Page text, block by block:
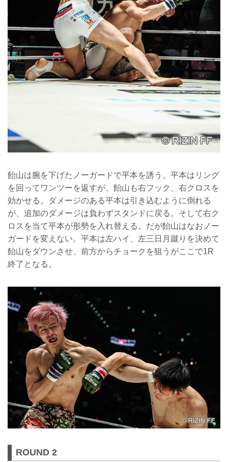
飴山は腕を下げたノーガードで平本を誘う。平本はリング
を回ってワンツーを返すが、飴山も右フック、右クロスを
効かせる。ダメージのある平本は引き込むように倒れる
が、追加のダメージは負わずスタンドに戻る。そして右ク
ロスを当て平本が形勢を入れ替える。だが飴山はなおノー
ガードを変えない。平本は左ハイ、左三日月蹴りを決めて
飴山をダウンさせ、前方からチョークを狙うがここで1R
終了となる。
ROUND 2